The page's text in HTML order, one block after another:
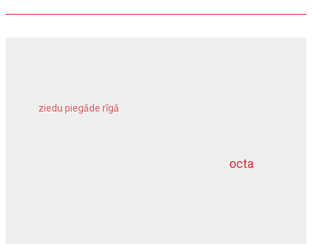
octa
ziedu piegāde rīgā
dziļurbums